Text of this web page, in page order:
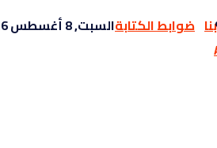
ضوابط الكتابةالسبت, 8 أغسطس 2026